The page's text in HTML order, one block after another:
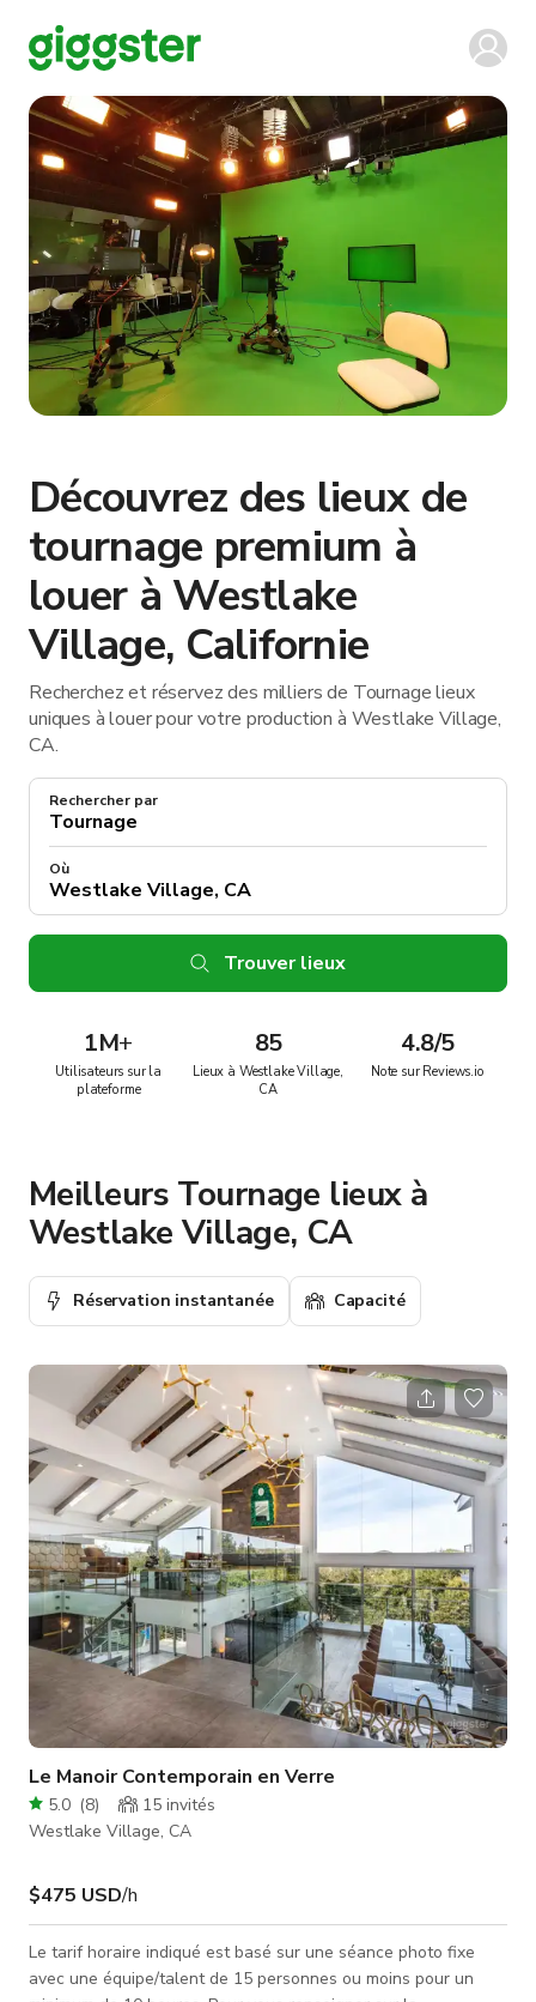
Découvrez des lieux de
tournage premium à
louer à Westlake
Village, Californie
Recherchez et réservez des milliers de Tournage lieux
uniques à louer pour votre production à Westlake Village,
CA.
Rechercher par
Où
Trouver lieux
1M+
Utilisateurs sur la
plateforme
85
Lieux à Westlake Village,
CA
4.8/5
Note sur Reviews.io
Meilleurs Tournage lieux à
Westlake Village, CA
Réservation instantanée Capacité
Le Manoir Contemporain en Verre
5.0 (8) 15 invités
Westlake Village, CA
$475 USD/h
Le tarif horaire indiqué est basé sur une séance photo fixe
avec une équipe/talent de 15 personnes ou moins pour un